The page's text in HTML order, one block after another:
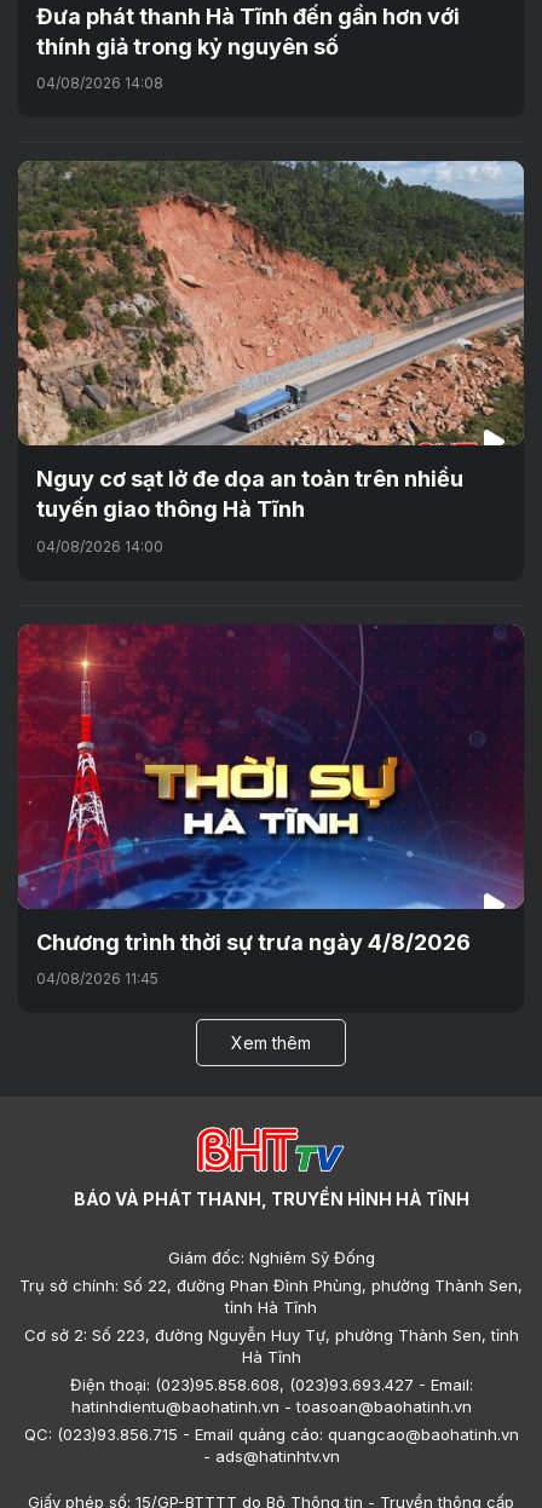
Đưa phát thanh Hà Tĩnh đến gần hơn với
thính giả trong kỷ nguyên số
04/08/2026 14:08
Nguy cơ sạt lở đe dọa an toàn trên nhiều
tuyến giao thông Hà Tĩnh
04/08/2026 14:00
Chương trình thời sự trưa ngày 4/8/2026
04/08/2026 11:45
Xem thêm
BÁO VÀ PHÁT THANH, TRUYỀN HÌNH HÀ TĨNH
Giám đốc: Nghiêm Sỹ Đống
Trụ sở chính: Số 22, đường Phan Đình Phùng, phường Thành Sen,
tỉnh Hà Tĩnh
Cơ sở 2: Số 223, đường Nguyễn Huy Tự, phường Thành Sen, tỉnh
Hà Tĩnh
Điện thoại: (023)95.858.608, (023)93.693.427 - Email:
hatinhdientu@baohatinh.vn - toasoan@baohatinh.vn
QC: (023)93.856.715 - Email quảng cáo: quangcao@baohatinh.vn
- ads@hatinhtv.vn
Giấy phép số: 15/GP-BTTTT do Bộ Thông tin - Truyền thông cấp